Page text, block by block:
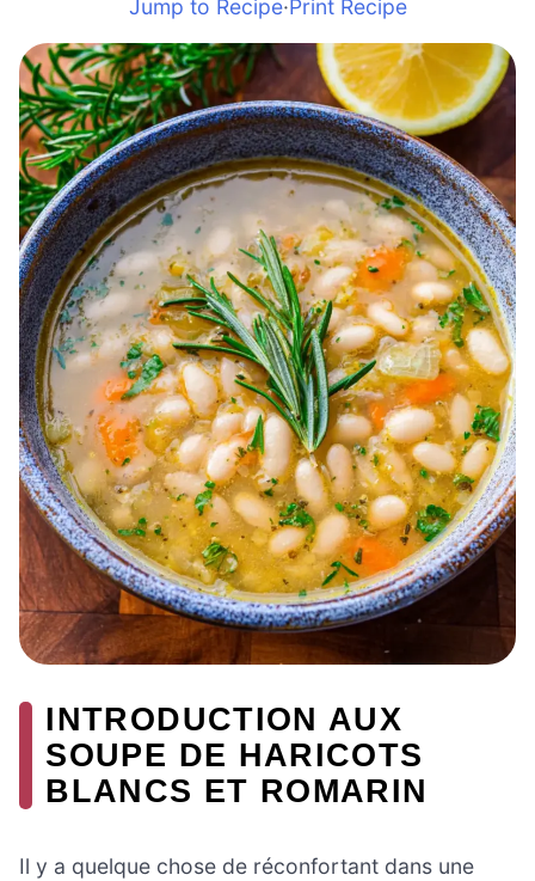
Jump to Recipe·Print Recipe
INTRODUCTION AUX
SOUPE DE HARICOTS
BLANCS ET ROMARIN
Il y a quelque chose de réconfortant dans une